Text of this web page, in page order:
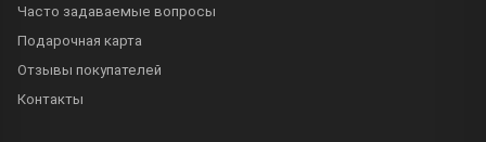
Часто задаваемые вопросы
Подарочная карта
Отзывы покупателей
Контакты